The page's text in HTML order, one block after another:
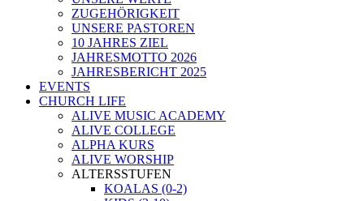
ZUGEHÖRIGKEIT
UNSERE PASTOREN
10 JAHRES ZIEL
JAHRESMOTTO 2026
JAHRESBERICHT 2025
EVENTS
CHURCH LIFE
ALIVE MUSIC ACADEMY
ALIVE COLLEGE
ALPHA KURS
ALIVE WORSHIP
ALTERSSTUFEN
KOALAS (0-2)